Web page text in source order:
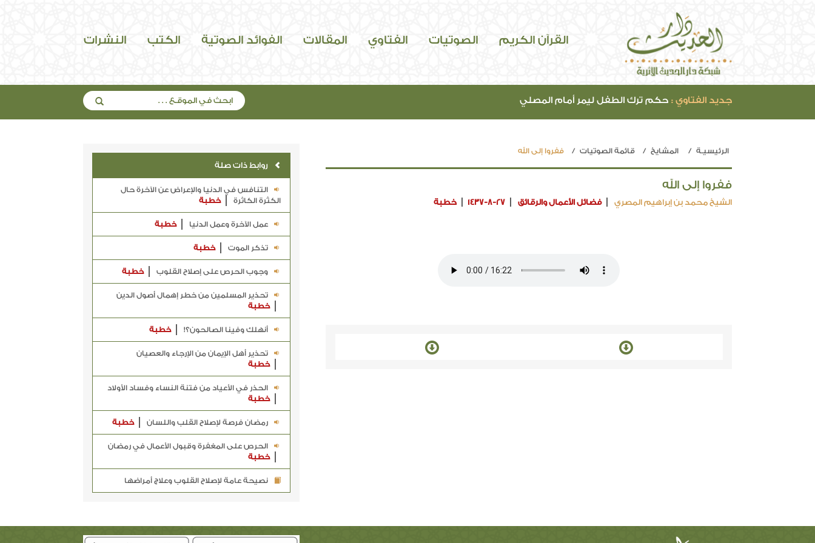
القرآن الكريم الصوتيات الفتاوي المقالات الفوائد الصوتية الكتب النشرات
جديد الفتاوي : حكم ترك الطفل ليمر أمام المصلي
الرئيسيـة المشايخ قائمة الصوتيات ففروا إلى الله
ففروا إلى الله
الشيخ محمد بن إبراهيم المصري فضائل الأعمال والرقائق 1437-8-27 خطبة
روابط ذات صلة
التنافس في الدنيا والإعراض عن الآخرة حال
الكثرة الكاثرة
خطبة
عمل الآخرة وعمل الدنيا خطبة
تذكر الموت خطبة
وجوب الحرص على إصلاح القلوب خطبة
تحذير المسلمين من خطر إهمال أصول الدين
خطبة
أنهلك وفينا الصالحون؟! خطبة
تحذير أهل الإيمان من الإرجاء والعصيان
خطبة
الحذر في الأعياد من فتنة النساء وفساد الأولاد
خطبة
رمضان فرصة لإصلاح القلب واللسان خطبة
الحرص على المغفرة وقبول الأعمال في رمضان
خطبة
نصيحة عامة لإصلاح القلوب وعلاج أمراضها